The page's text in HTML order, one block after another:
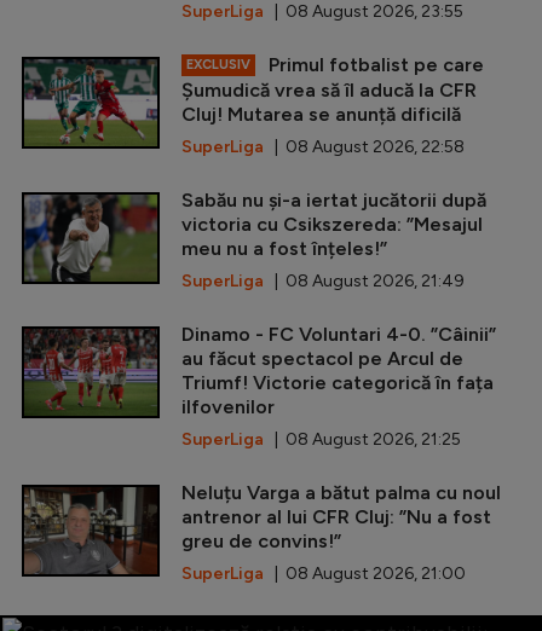
SuperLiga | 08 August 2026, 23:55
EXCLUSIV
Primul fotbalist pe care
Șumudică vrea să îl aducă la CFR
Cluj! Mutarea se anunță dificilă
SuperLiga | 08 August 2026, 22:58
Sabău nu și-a iertat jucătorii după
victoria cu Csikszereda: ”Mesajul
meu nu a fost înțeles!”
SuperLiga | 08 August 2026, 21:49
Dinamo - FC Voluntari 4-0. ”Câinii”
au făcut spectacol pe Arcul de
Triumf! Victorie categorică în fața
ilfovenilor
SuperLiga | 08 August 2026, 21:25
Neluțu Varga a bătut palma cu noul
antrenor al lui CFR Cluj: ”Nu a fost
greu de convins!”
SuperLiga | 08 August 2026, 21:00